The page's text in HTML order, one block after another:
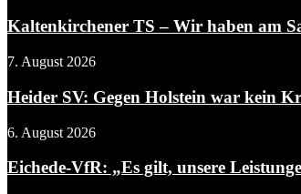
Kaltenkirchener TS – Wir haben am
7. August 2026
Heider SV: Gegen Holstein war kein
6. August 2026
Eichede-VfR: „Es gilt, unsere